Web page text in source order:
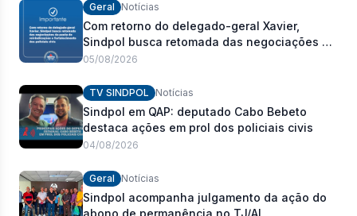
Geral Notícias
Com retorno do delegado-geral Xavier,
Sindpol busca retomada das negociações da
pauta de reivindicações e fortalecimento dos
05/08/2026
TV SINDPOL Notícias
Sindpol em QAP: deputado Cabo Bebeto
destaca ações em prol dos policiais civis
04/08/2026
Geral Notícias
Sindpol acompanha julgamento da ação do